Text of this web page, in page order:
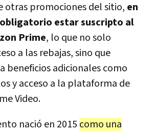
otras promociones del sitio, en
estar suscripto al
Prime, lo que no solo
a las rebajas, sino que
beneficios adicionales como
y acceso a la plataforma de
Video.
nació en 2015 como una